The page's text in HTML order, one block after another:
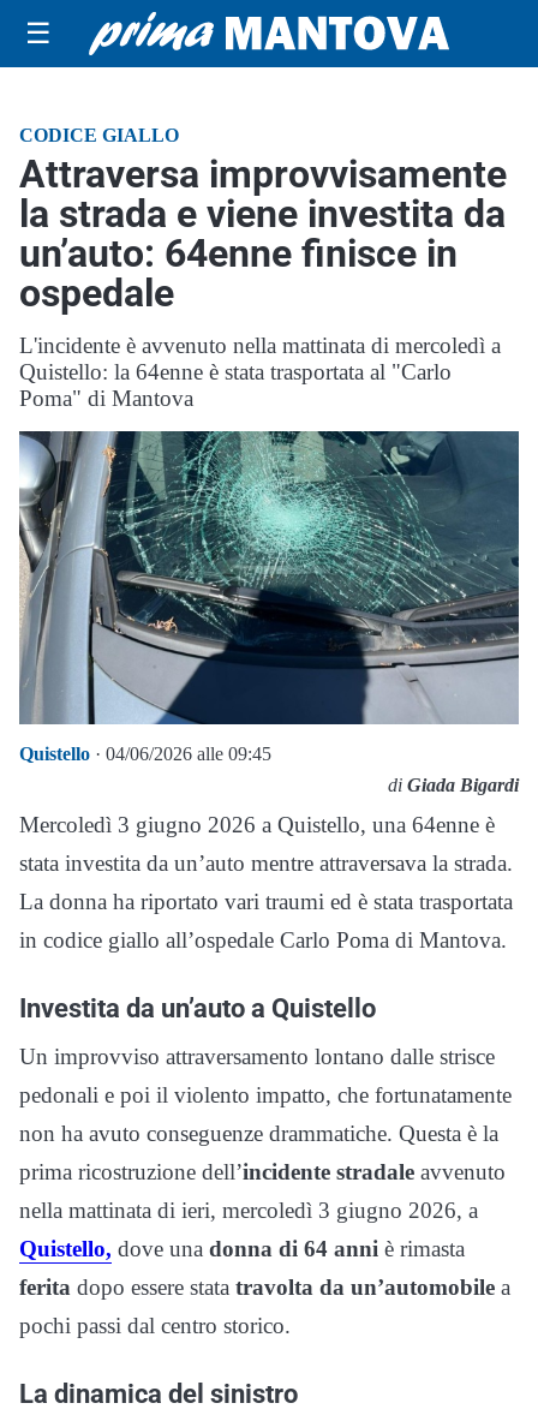
☰
CODICE GIALLO
Attraversa improvvisamente
la strada e viene investita da
un’auto: 64enne finisce in
ospedale
L'incidente è avvenuto nella mattinata di mercoledì a
Quistello: la 64enne è stata trasportata al "Carlo
Poma" di Mantova
Quistello · 04/06/2026 alle 09:45
di Giada Bigardi
Mercoledì 3 giugno 2026 a Quistello, una 64enne è
stata investita da un’auto mentre attraversava la strada.
La donna ha riportato vari traumi ed è stata trasportata
in codice giallo all’ospedale Carlo Poma di Mantova.
Investita da un’auto a Quistello
Un improvviso attraversamento lontano dalle strisce
pedonali e poi il violento impatto, che fortunatamente
non ha avuto conseguenze drammatiche. Questa è la
prima ricostruzione dell’incidente stradale avvenuto
nella mattinata di ieri, mercoledì 3 giugno 2026, a
Quistello, dove una donna di 64 anni è rimasta
ferita dopo essere stata travolta da un’automobile a
pochi passi dal centro storico.
La dinamica del sinistro